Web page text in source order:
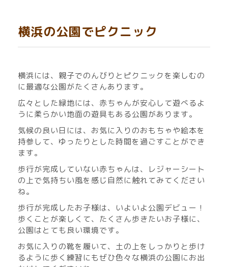
横浜の公園でピクニック
横浜には、 親子でのんびりとピクニックを楽しむの
に最適な公園がたくさんあります。
広々とした緑地には、赤ちゃんが安心して遊べるよ
うに柔らかい地面の遊具もある公園があります。
気候の良い日には、お気に入りのおもちゃや絵本を
持参して、ゆったりとした時間を過ごすことができ
ます。
歩行が完成していない赤ちゃんは、レジャーシート
の上で気持ちい風を感じ自然に触れてみてください
ね。
歩行が完成したお子様は、いよいよ公園デビュー！
歩くことが楽しくて、たくさん歩きたいお子様に、
公園はとても良い環境です。
お気に入りの靴を履いて、土の上をしっかりと歩け
るように歩く練習にもぜひ色々な横浜の公園にお出